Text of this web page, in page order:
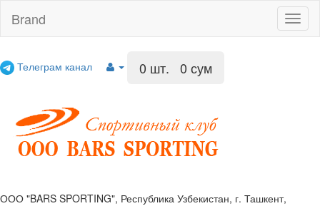
Brand
Телеграм канал 0 шт. 0 сум
ООО "BARS SPORTING", Республика Узбекистан, г. Ташкент,